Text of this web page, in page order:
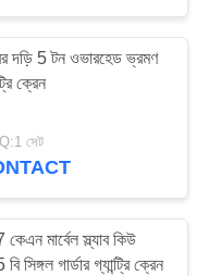
ক্রেন
35
দড়ি 5 টন ওভারহেড ভ্রমণ
ক্রেন
সেট
মার্বেল স্ল্যাব কিউ
সিঙ্গল গার্ডার গ্যান্ট্রি ক্রেন